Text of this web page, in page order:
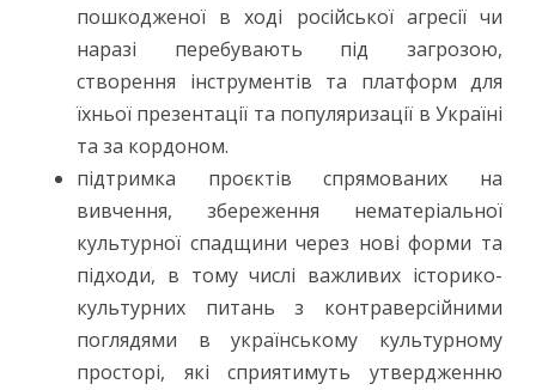
пошкодженої в ході російської агресії чи
наразі перебувають під загрозою,
створення інструментів та платформ для
їхньої презентації та популяризації в Україні
та за кордоном.
підтримка проєктів спрямованих на
вивчення, збереження нематеріальної
культурної спадщини через нові форми та
підходи, в тому числі важливих історико-
культурних питань з контраверсійними
поглядями в українському культурному
просторі, які сприятимуть утвердженню